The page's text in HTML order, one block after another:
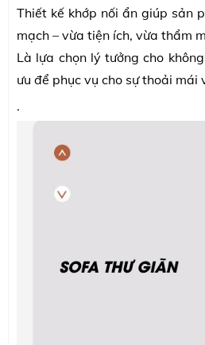
Thiết kế khớp nối ẩn giúp sản
mạch – vừa tiện ích, vừa thẩm
Là lựa chọn lý tưởng cho
ưu để phục vụ cho sự thoải mái
.